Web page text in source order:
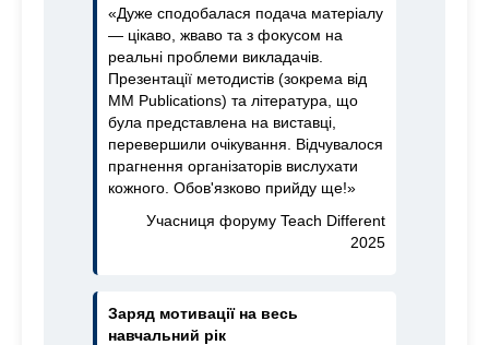
«Дуже сподобалася подача матеріалу
— цікаво, жваво та з фокусом на
реальні проблеми викладачів.
Презентації методистів (зокрема від
MM Publications) та література, що
була представлена на виставці,
перевершили очікування. Відчувалося
прагнення організаторів вислухати
кожного. Обов'язково прийду ще!»
Учасниця форуму Teach Different
2025
Заряд мотивації на весь
навчальний рік